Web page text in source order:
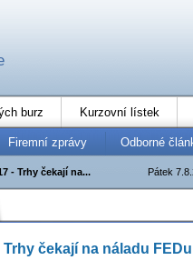
burz Kurzovní lístek
Firemní zprávy Odborné
Pátek
- Trhy čekají na...
čekají na náladu FEDu